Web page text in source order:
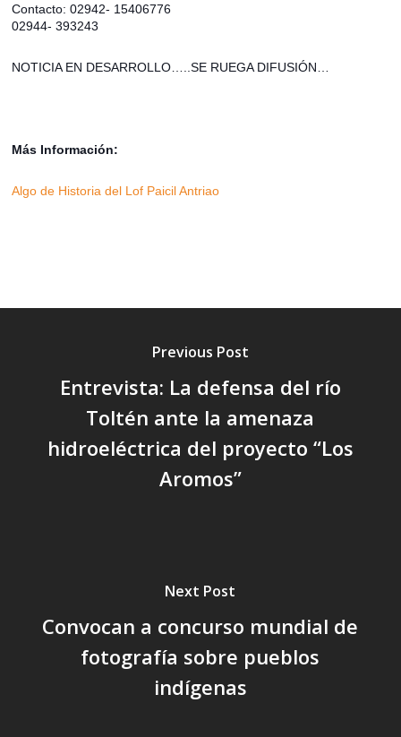
Contacto: 02942- 15406776
02944- 393243
NOTICIA EN DESARROLLO…..SE RUEGA DIFUSIÓN…
Más Información:
Algo de Historia del Lof Paicil Antriao
Previous Post
Entrevista: La defensa del río
Toltén ante la amenaza
hidroeléctrica del proyecto “Los
Aromos”
Next Post
Convocan a concurso mundial de
fotografía sobre pueblos
indígenas